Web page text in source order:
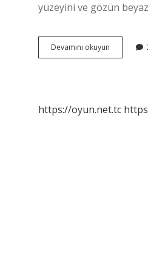
yüzeyini ve gözün
Devamını okuyun Erkeklerin
Gözü
https://oyun.net.tc